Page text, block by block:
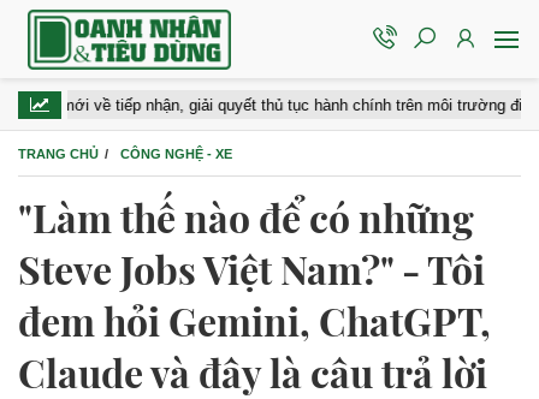
về tiếp nhận, giải quyết thủ tục hành chính trên môi trường điện tử
TRANG CHỦ CÔNG NGHỆ - XE
"Làm thế nào để có những
Steve Jobs Việt Nam?" - Tôi
đem hỏi Gemini, ChatGPT,
Claude và đây là câu trả lời